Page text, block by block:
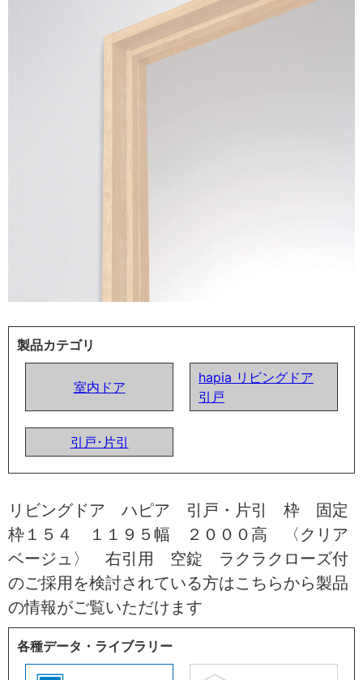
製品カテゴリ
室内ドア
hapia リビングドア
引戸
引戸･片引
リビングドア ハピア 引戸・片引 枠 固定
枠１５４ １１９５幅 ２０００高 〈クリア
ベージュ〉 右引用 空錠 ラクラクローズ付
のご採用を検討されている方はこちらから製品
の情報がご覧いただけます
各種データ・ライブラリー